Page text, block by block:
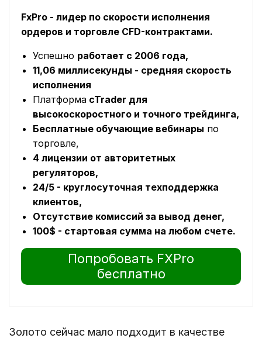
FxPro - лидер по скорости исполнения
ордеров и торговле CFD-контрактами.
Успешно работает с 2006 года,
11,06 миллисекунды - средняя скорость
исполнения
Платформа cTrader для
высокоскоростного и точного трейдинга,
Бесплатные обучающие вебинары по
торговле,
4 лицензии от авторитетных
регуляторов,
24/5 - круглосуточная техподдержка
клиентов,
Отсутствие комиссий за вывод денег,
100$ - стартовая сумма на любом счете.
Попробовать FXPro
бесплатно
Золото сейчас мало подходит в качестве